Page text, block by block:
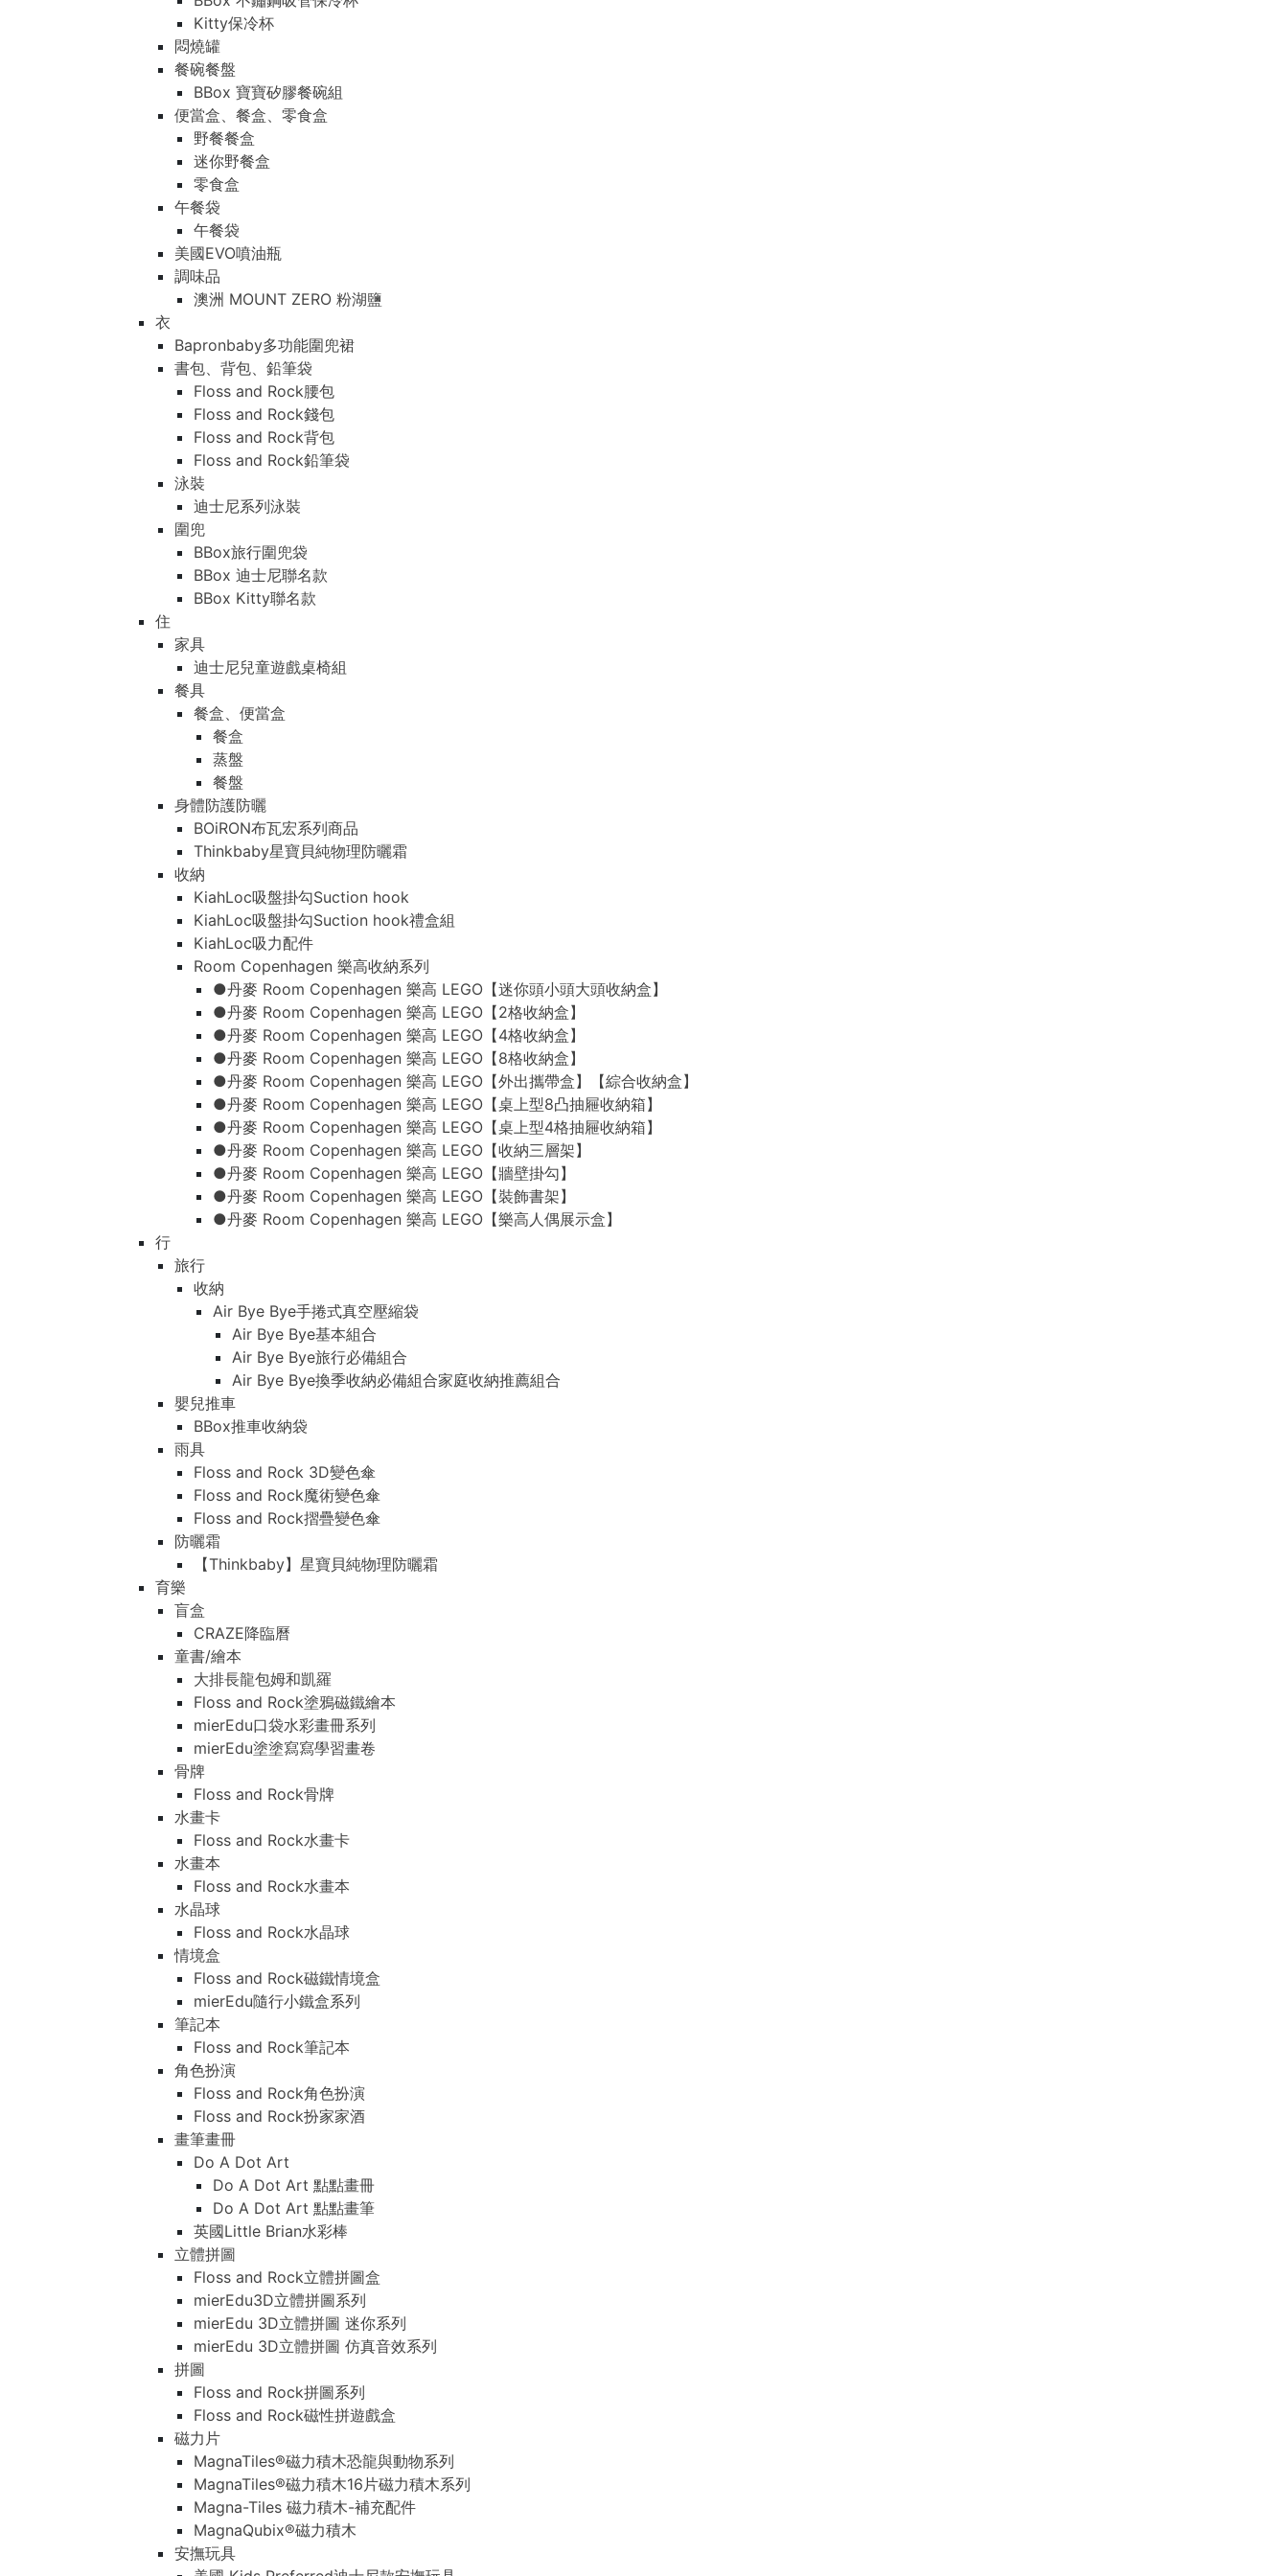
Kitty保冷杯
悶燒罐
餐碗餐盤
BBox 寶寶矽膠餐碗組
便當盒、餐盒、零食盒
野餐餐盒
迷你野餐盒
零食盒
午餐袋
午餐袋
美國EVO噴油瓶
調味品
澳洲 MOUNT ZERO 粉湖鹽
衣
Bapronbaby多功能圍兜裙
書包、背包、鉛筆袋
Floss and Rock腰包
Floss and Rock錢包
Floss and Rock背包
Floss and Rock鉛筆袋
泳裝
迪士尼系列泳裝
圍兜
BBox旅行圍兜袋
BBox 迪士尼聯名款
BBox Kitty聯名款
住
家具
迪士尼兒童遊戲桌椅組
餐具
餐盒、便當盒
餐盒
蒸盤
餐盤
身體防護防曬
BOiRON布瓦宏系列商品
Thinkbaby星寶貝純物理防曬霜
收納
KiahLoc吸盤掛勾Suction hook
KiahLoc吸盤掛勾Suction hook禮盒組
KiahLoc吸力配件
Room Copenhagen 樂高收納系列
●丹麥 Room Copenhagen 樂高 LEGO【迷你頭小頭大頭收納盒】
●丹麥 Room Copenhagen 樂高 LEGO【2格收納盒】
●丹麥 Room Copenhagen 樂高 LEGO【4格收納盒】
●丹麥 Room Copenhagen 樂高 LEGO【8格收納盒】
●丹麥 Room Copenhagen 樂高 LEGO【外出攜帶盒】【綜合收納盒】
●丹麥 Room Copenhagen 樂高 LEGO【桌上型8凸抽屜收納箱】
●丹麥 Room Copenhagen 樂高 LEGO【桌上型4格抽屜收納箱】
●丹麥 Room Copenhagen 樂高 LEGO【收納三層架】
●丹麥 Room Copenhagen 樂高 LEGO【牆壁掛勾】
●丹麥 Room Copenhagen 樂高 LEGO【裝飾書架】
●丹麥 Room Copenhagen 樂高 LEGO【樂高人偶展示盒】
行
旅行
收納
Air Bye Bye手捲式真空壓縮袋
Air Bye Bye基本組合
Air Bye Bye旅行必備組合
Air Bye Bye換季收納必備組合家庭收納推薦組合
嬰兒推車
BBox推車收納袋
雨具
Floss and Rock 3D變色傘
Floss and Rock魔術變色傘
Floss and Rock摺疊變色傘
防曬霜
【Thinkbaby】星寶貝純物理防曬霜
育樂
盲盒
CRAZE降臨曆
童書/繪本
大排長龍包姆和凱羅
Floss and Rock塗鴉磁鐵繪本
mierEdu口袋水彩畫冊系列
mierEdu塗塗寫寫學習畫卷
骨牌
Floss and Rock骨牌
水畫卡
Floss and Rock水畫卡
水畫本
Floss and Rock水畫本
水晶球
Floss and Rock水晶球
情境盒
Floss and Rock磁鐵情境盒
mierEdu隨行小鐵盒系列
筆記本
Floss and Rock筆記本
角色扮演
Floss and Rock角色扮演
Floss and Rock扮家家酒
畫筆畫冊
Do A Dot Art
Do A Dot Art 點點畫冊
Do A Dot Art 點點畫筆
英國Little Brian水彩棒
立體拼圖
Floss and Rock立體拼圖盒
mierEdu3D立體拼圖系列
mierEdu 3D立體拼圖 迷你系列
mierEdu 3D立體拼圖 仿真音效系列
拼圖
Floss and Rock拼圖系列
Floss and Rock磁性拼遊戲盒
磁力片
MagnaTiles®磁力積木恐龍與動物系列
MagnaTiles®磁力積木16片磁力積木系列
Magna-Tiles 磁力積木-補充配件
MagnaQubix®磁力積木
安撫玩具